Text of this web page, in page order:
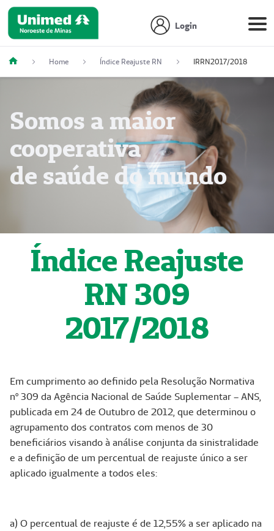
Login
Home Índice Reajuste RN IRRN2017/2018
Somos a maior
cooperativa
de saúde do mundo
Índice Reajuste
RN 309
2017/2018
Em cumprimento ao definido pela Resolução Normativa
nº 309 da Agência Nacional de Saúde Suplementar – ANS,
publicada em 24 de Outubro de 2012, que determinou o
agrupamento dos contratos com menos de 30
beneficiários visando à análise conjunta da sinistralidade
e a definição de um percentual de reajuste único a ser
aplicado igualmente a todos eles:
a) O percentual de reajuste é de 12,55% a ser aplicado na